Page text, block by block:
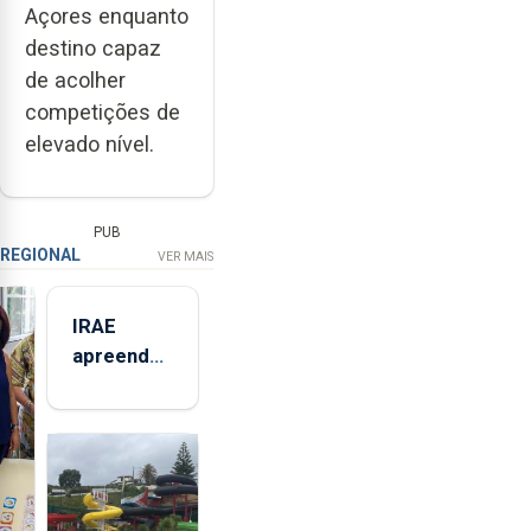
Açores enquanto
destino capaz
de acolher
competições de
elevado nível.
PUB
REGIONAL VER MAIS
IRAE
apreendeu
toneladas
de
alimentos
entre